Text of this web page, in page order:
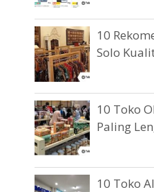
10
Solo
10 Toko
Paling
10 Toko